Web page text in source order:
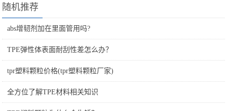
随机推荐
abs增韧剂加在里面管用吗?
TPE弹性体表面耐刮性差怎么办？
tpr塑料颗粒价格(tpr塑料颗粒厂家)
全方位了解TPE材料相关知识